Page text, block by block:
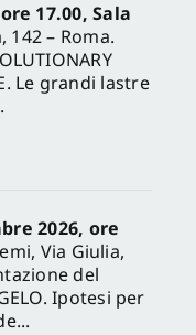
17.00, Sala
142 – Roma.
Le grandi lastre
2026, ore
Via Giulia,
del
Ipotesi per